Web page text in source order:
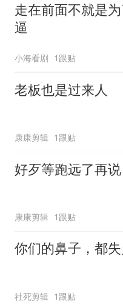
走在前面不就是
逼
小海看剧 1跟贴
老板也是过来人
康康剪辑 1跟贴
好歹等跑远了再说
康康剪辑 1跟贴
你们的鼻子，都
社死剪辑 1跟贴